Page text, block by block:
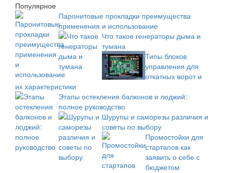
Популярное
Паронитовые прокладки преимущества
применения и использование
Что такое генераторы дыма и
тумана
Типы блоков
управления для
откатных ворот и
их характеристики
Этапы остекления балконов и лоджий:
полное руководство
Шурупы и саморезы различия и
советы по выбору
Промостойки для
стартапов как
заявить о себе с
бюджетом